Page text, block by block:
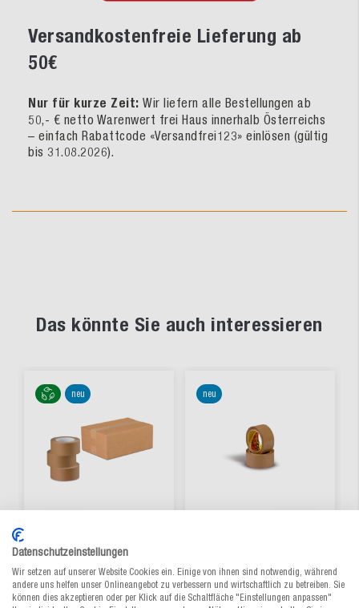
Versandkostenfreie Lieferung ab
50€
Nur für kurze Zeit: Wir liefern alle Bestellungen ab
50,- € netto Warenwert frei Haus innerhalb Österreichs
– einfach Rabattcode «Versandfrei123» einlösen (gültig
bis 31.08.2026).
Das könnte Sie auch interessieren
neu
Papierklebeband für
Recyclingkartons
MECATAPE®
neu
Packband 371
Datenschutzeinstellungen
Wir setzen auf unserer Website Cookies ein. Einige von ihnen sind notwendig, während
andere uns helfen unser Onlineangebot zu verbessern und wirtschaftlich zu betreiben. Sie
können dies akzeptieren oder per Klick auf die Schaltfläche "Einstellungen anpassen"